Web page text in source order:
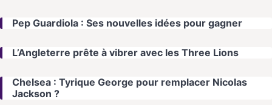
Pep Guardiola : Ses nouvelles idées pour gagner
L’Angleterre prête à vibrer avec les Three Lions
Chelsea : Tyrique George pour remplacer Nicolas
Jackson ?